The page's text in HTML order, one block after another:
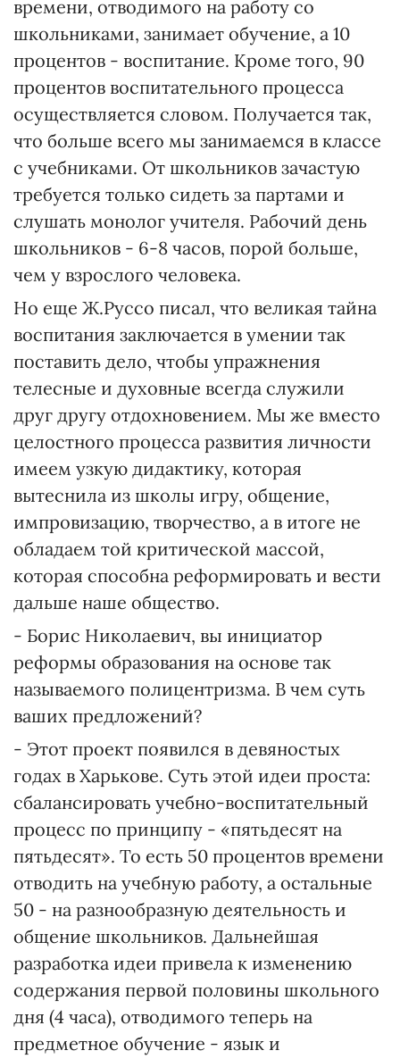
времени, отводимого на работу со
школьниками, занимает обучение, а 10
процентов - воспитание. Кроме того, 90
процентов воспитательного процесса
осуществляется словом. Получается так,
что больше всего мы занимаемся в классе
с учебниками. От школьников зачастую
требуется только сидеть за партами и
слушать монолог учителя. Рабочий день
школьников - 6-8 часов, порой больше,
чем у взрослого человека.
Но еще Ж.Руссо писал, что великая тайна
воспитания заключается в умении так
поставить дело, чтобы упражнения
телесные и духовные всегда служили
друг другу отдохновением. Мы же вместо
целостного процесса развития личности
имеем узкую дидактику, которая
вытеснила из школы игру, общение,
импровизацию, творчество, а в итоге не
обладаем той критической массой,
которая способна реформировать и вести
дальше наше общество.
- Борис Николаевич, вы инициатор
реформы образования на основе так
называемого полицентризма. В чем суть
ваших предложений?
- Этот проект появился в девяностых
годах в Харькове. Суть этой идеи проста:
сбалансировать учебно-воспитательный
процесс по принципу - «пятьдесят на
пятьдесят». То есть 50 процентов времени
отводить на учебную работу, а остальные
50 - на разнообразную деятельность и
общение школьников. Дальнейшая
разработка идеи привела к изменению
содержания первой половины школьного
дня (4 часа), отводимого теперь на
предметное обучение - язык и